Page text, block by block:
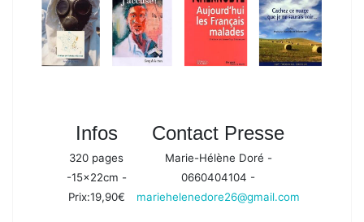
Infos Contact Presse
320 pages
-15x22cm -
Prix:19,90€
Marie-Hélène Doré -
0660404104 -
mariehelenedore26@gmail.com